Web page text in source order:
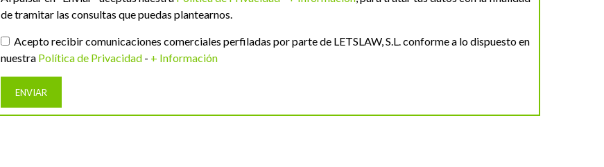
de tramitar las consultas que puedas plantearnos.
Acepto recibir comunicaciones comerciales perfiladas por parte de LETSLAW, S.L. conforme a lo dispuesto en
nuestra Política de Privacidad - + Información